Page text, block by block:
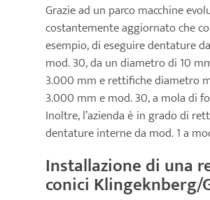
Grazie ad un parco macchine
costantemente aggiornato che
esempio, di eseguire dentature
mod. 30, da un diametro di 10
3.000 mm e rettifiche diametro
3.000 mm e mod. 30, a mola di
Inoltre, l’azienda è in grado di
dentature interne da mod. 1 a
Installazione di una
conici Klingeknberg/